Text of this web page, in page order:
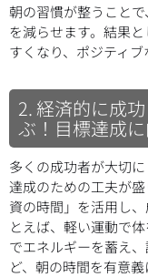
朝の習慣が整うこと
を減らせます。結果
すくなり、ポジティブ
2. 経済的に成
ぶ！目標達成
多くの成功者が大切
達成のための工夫が
資の時間」を活用し
とえば、軽い運動で
でエネルギーを蓄え
ど、朝の時間を有意義